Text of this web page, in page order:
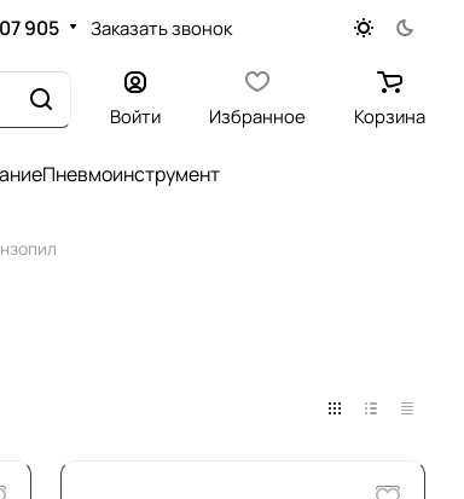
905 Заказать звонок
Войти Избранное Корзина
Пневмоинструмент